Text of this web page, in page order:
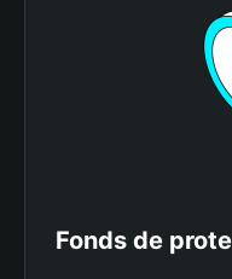
Fonds de